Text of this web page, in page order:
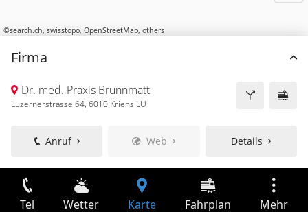
©search.ch, swisstopo, OpenStreetMap, others
Firma
Dr. med. Praxis Brunnmatt
Luzernerstrasse 64, 6010 Kriens LU
Anruf Web Details
Tel Wetter Karte Fahrplan Mehr